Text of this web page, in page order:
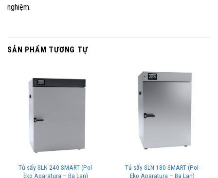
nghiệm.
SẢN PHẨM TƯƠNG TỰ
Tủ sấy SLN 240 SMART (Pol-
Eko Aparatura – Ba Lan)
Tủ sấy SLN 180 SMART (Pol-
Eko Aparatura – Ba Lan)